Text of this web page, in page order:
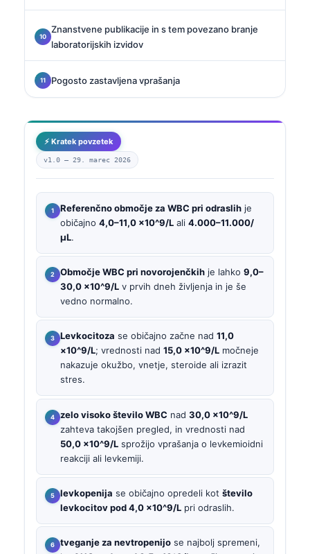
Znanstvene publikacije in s tem povezano branje
laboratorijskih izvidov
Pogosto zastavljena vprašanja
⚡ Kratek povzetek
v1.0 — 29. marec 2026
Referenčno območje za WBC pri odraslih je
običajno 4,0–11,0 ×10^9/L ali 4.000–11.000/
µL.
Območje WBC pri novorojenčkih je lahko 9,0–
30,0 ×10^9/L v prvih dneh življenja in je še
vedno normalno.
Levkocitoza se običajno začne nad 11,0
×10^9/L; vrednosti nad 15,0 ×10^9/L močneje
nakazuje okužbo, vnetje, steroide ali izrazit
stres.
zelo visoko število WBC nad 30,0 ×10^9/L
zahteva takojšen pregled, in vrednosti nad
50,0 ×10^9/L sprožijo vprašanja o levkemioidni
reakciji ali levkemiji.
levkopenija se običajno opredeli kot število
levkocitov pod 4,0 ×10^9/L pri odraslih.
tveganje za nevtropenijo se najbolj spremeni,